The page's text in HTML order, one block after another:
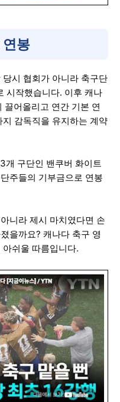
연봉
시 협회가 아니라 축구단
시작했습니다. 이후 캐나
어올리고 연간 기본 연
감독직을 유지하는 계약
개 구단인 밴쿠버 화이트
주들의 기부금으로 연봉
니라 제시 마치였다면 손
을까요? 캐나다 축구 영
쉬울 따름입니다.